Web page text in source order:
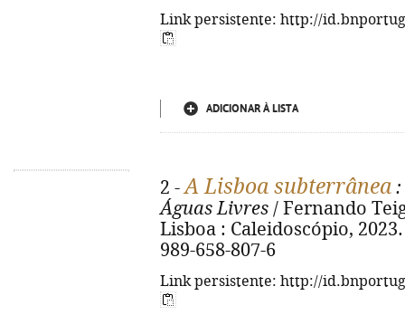
Link persistente: http://
ADICIONAR À LISTA
2 -A Lisboa subterrânea :
Águas Livres / Fernando
Lisboa : Caleidoscópio,
989-658-807-6
Link persistente: http://